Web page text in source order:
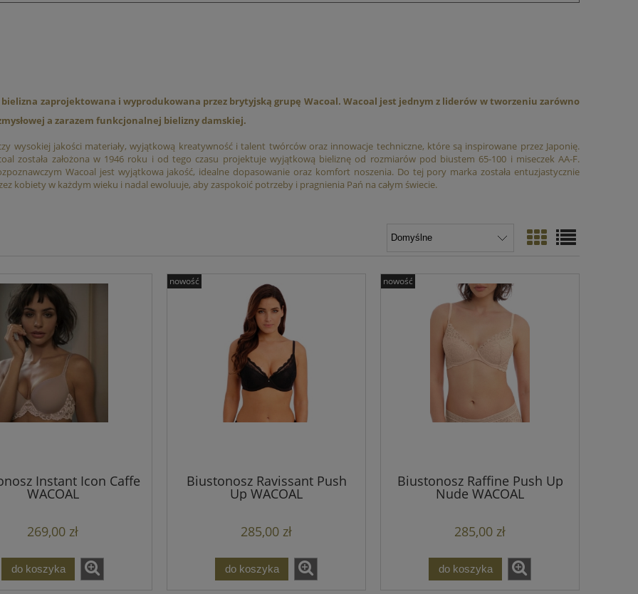
zaprojektowana i wyprodukowana przez brytyjską grupę Wacoal. Wacoal jest jednym z liderów w tworzeniu zarówno
a zarazem funkcjonalnej bielizny damskiej.
wysokiej jakości materiały, wyjątkową kreatywność i talent twórców oraz innowacje techniczne, które są inspirowane przez Japonię.
została założona w 1946 roku i od tego czasu projektuje wyjątkową bieliznę od rozmiarów pod biustem 65-100 i miseczek AA-F.
Wacoal jest wyjątkowa jakość, idealne dopasowanie oraz komfort noszenia. Do tej pory marka została entuzjastycznie
kobiety w każdym wieku i nadal ewoluuje, aby zaspokoić potrzeby i pragnienia Pań na całym świecie.
Instant Icon Caffe
WACOAL
269,00 zł
do koszyka
Biustonosz Ravissant Push
Up WACOAL
285,00 zł
do koszyka
nowość
Biustonosz Raffine Push Up
Nude WACOAL
285,00 zł
do koszyka
nowość